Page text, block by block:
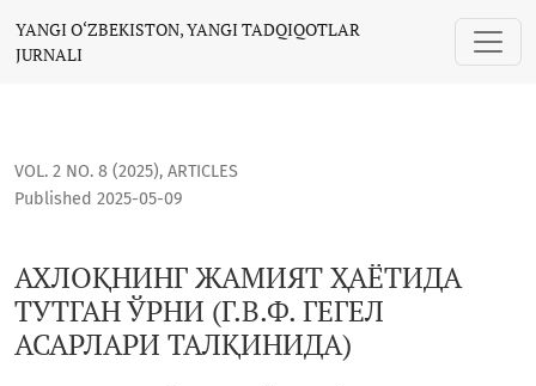
АХЛОҚНИНГ ЖАМИЯТ ҲАЁТИДА ТУТГАН ЎРНИ (Г.В.Ф. ГЕГЕЛ
YANGI O‘ZBEKISTON, YANGI TADQIQOTLAR
JURNALI
VOL. 2 NO. 8 (2025), ARTICLES
АХЛОҚНИНГ ЖАМИЯТ ҲАЁТИДА
ТУТГАН ЎРНИ (Г.В.Ф. ГЕГЕЛ
АСАРЛАРИ ТАЛҚИНИДА)
Published 2025-05-09